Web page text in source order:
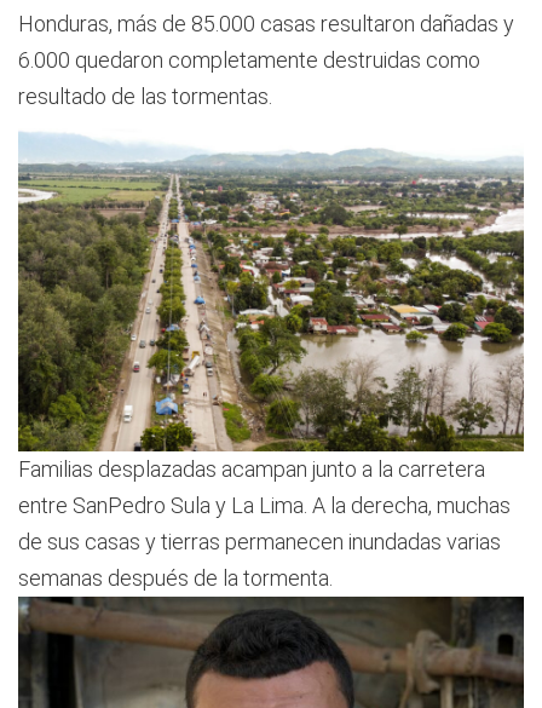
Honduras, más de 85.000 casas resultaron dañadas y
6.000 quedaron completamente destruidas como
resultado de las tormentas.
Familias desplazadas acampan junto a la carretera
entre SanPedro Sula y La Lima. A la derecha, muchas
de sus casas y tierras permanecen inundadas varias
semanas después de la tormenta.